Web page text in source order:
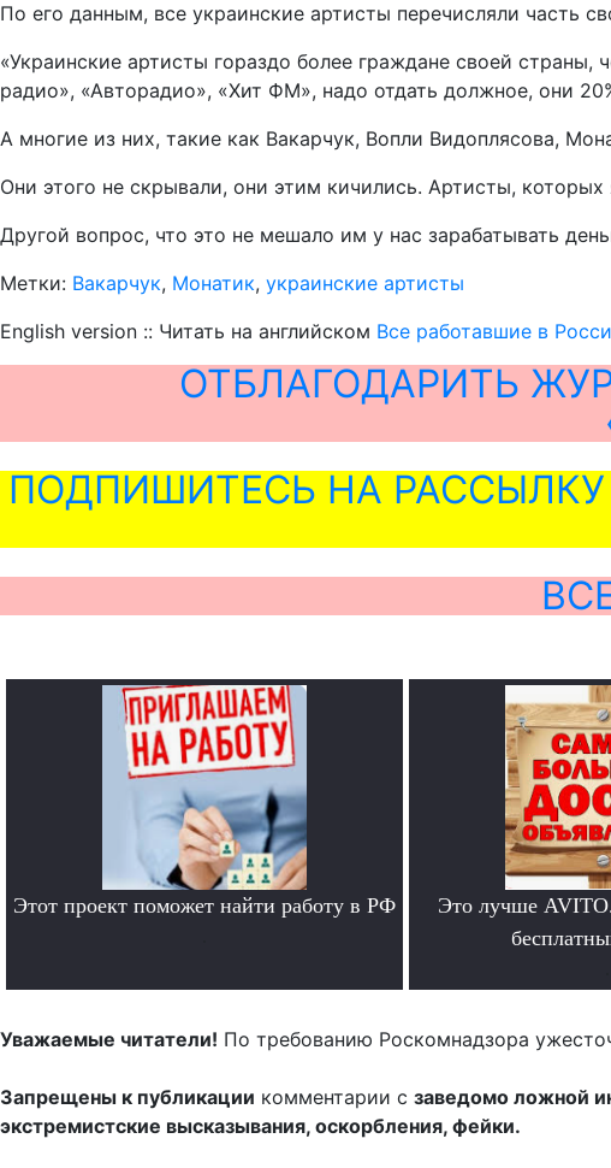
По его данным, все украинские артисты перечисляли часть
«Украинские артисты гораздо более граждане своей
радио», «Авторадио», «Хит ФМ», надо отдать должное, они
А многие из них, такие как Вакарчук, Вопли Видоплясова,
Они этого не скрывали, они этим кичились. Артисты,
Другой вопрос, что это не мешало им у нас зарабатывать
Метки: Вакарчук, Монатик, украинские артисты
English version :: Читать на английском Все работавшие в
ОТБЛАГОДАРИТЬ
ПОДПИШИТЕСЬ НА
Этот проект поможет найти работу в РФ
Это лучше
Уважаемые читатели! По требованию Роскомнадзора
Запрещены к публикации комментарии с заведомо ложной
экстремистские высказывания, оскорбления, фейки.